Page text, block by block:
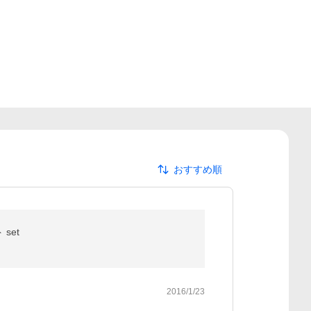
おすすめ順
set
2016/1/23